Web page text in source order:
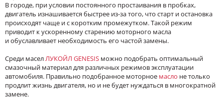
В городе, при условии постоянного простаивания в пробках,
двигатель изнашивается быстрее из-за того, что старт и остановка
происходят чаще и с коротким промежутком. Такой режим
приводит к ускоренному старению моторного масла
и обуславливает необходимость его частой замены.
Среди масел ЛУКОЙЛ GENESIS можно подобрать оптимальный
смазочный материал для различных режимов эксплуатации
автомобиля. Правильно подобранное моторное масло не только
продлит жизнь двигателя, но и не будет нуждаться в многократной
замене.